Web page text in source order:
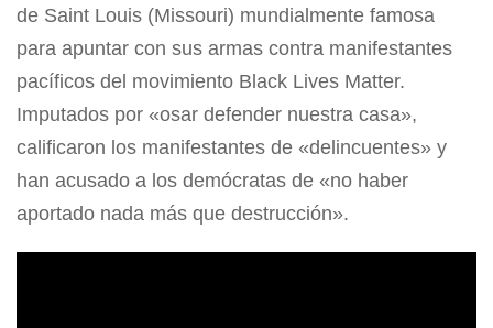
de Saint Louis (Missouri) mundialmente famosa
para apuntar con sus armas contra manifestantes
pacíficos del movimiento Black Lives Matter.
Imputados por «osar defender nuestra casa»,
calificaron los manifestantes de «delincuentes» y
han acusado a los demócratas de «no haber
aportado nada más que destrucción».